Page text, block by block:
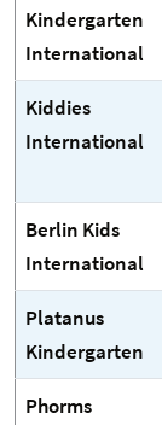
Kindergarten
International
Kiddies
International
Berlin Kids
International
Platanus
Kindergarten
Phorms